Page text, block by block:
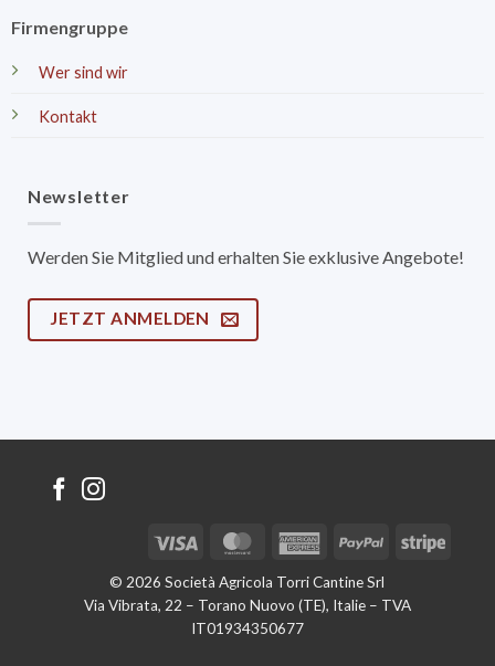
Firmengruppe
Wer sind wir
Kontakt
Newsletter
Werden Sie Mitglied und erhalten Sie exklusive Angebote!
JETZT ANMELDEN
© 2026 Società Agricola Torri Cantine Srl
Via Vibrata, 22 – Torano Nuovo (TE), Italie – TVA
IT01934350677
Visa MasterCardAmericanPayPal Stripe